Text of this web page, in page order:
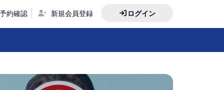
予約確認 新規会員登録 ログイン